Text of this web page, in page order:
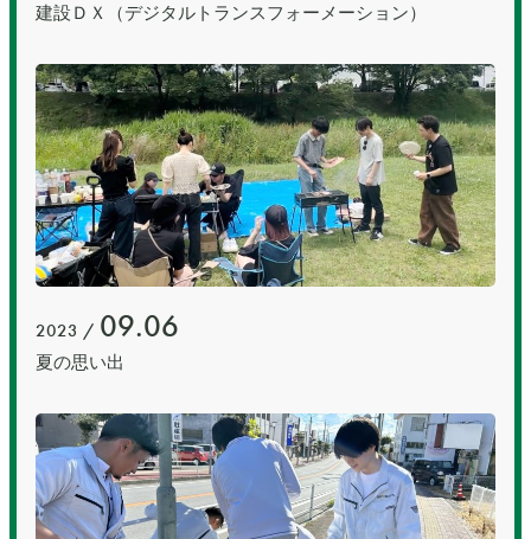
建設ＤＸ（デジタルトランスフォーメーション）
2023 / 09.06
夏の思い出